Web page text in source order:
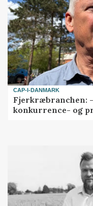
CAP-I-DANMARK
Fjerkræbranchen:
konkurrence- og